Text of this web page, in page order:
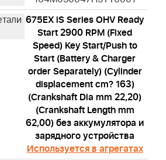
675EX iS Series OHV Ready
Start 2900 RPM (Fixed
Speed) Key Start/Push to
Start (Battery & Charger
order Separately) (Cylinder
displacement cm? 163)
(Crankshaft Dia mm 22,20)
(Crankshaft Length mm
62,00) без аккумулятора и
зарядного устройства
Используется в агрегатах